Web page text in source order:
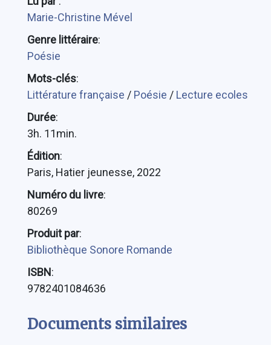
Marie-Christine Mével
Genre littéraire:
Poésie
Mots-clés:
Littérature française / Poésie / Lecture ecoles
Durée:
3h. 11min.
Édition:
Paris, Hatier jeunesse, 2022
Numéro du livre:
80269
Produit par:
Bibliothèque Sonore Romande
ISBN:
9782401084636
Documents similaires